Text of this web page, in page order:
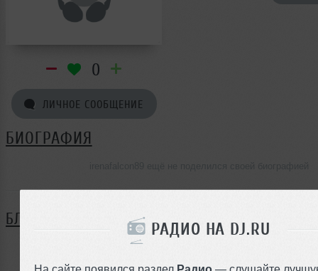
РАДИО НА DJ.RU
На сайте появился раздел Радио — слушайте
0
ЛИЧНОЕ СООБЩЕНИЕ
БИОГРАФИЯ
БЛОГ